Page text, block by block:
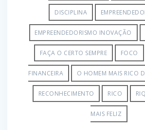
DISCIPLINA
EMPREENDEDORISMO INOVAÇÃO
FAÇA O CERTO SEMPRE FOCO
FINANCEIRA O HOMEM MAIS RICO
RECONHECIMENTO RICO
MAIS FELIZ